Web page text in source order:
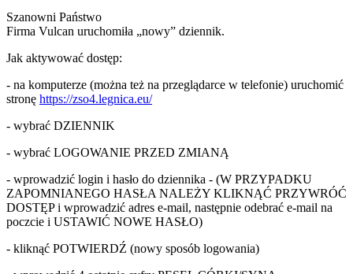
Szanowni Państwo
Firma Vulcan uruchomiła „nowy” dziennik.
Jak aktywować dostęp:
- na komputerze (można też na przeglądarce w telefonie) uruchomić
stronę https://zso4.legnica.eu/
- wybrać DZIENNIK
- wybrać LOGOWANIE PRZED ZMIANĄ
- wprowadzić login i hasło do dziennika - (W PRZYPADKU
ZAPOMNIANEGO HASŁA NALEŻY KLIKNĄĆ PRZYWRÓĆ
DOSTĘP i wprowadzić adres e-mail, następnie odebrać e-mail na
poczcie i USTAWIĆ NOWE HASŁO)
- kliknąć POTWIERDŹ (nowy sposób logowania)